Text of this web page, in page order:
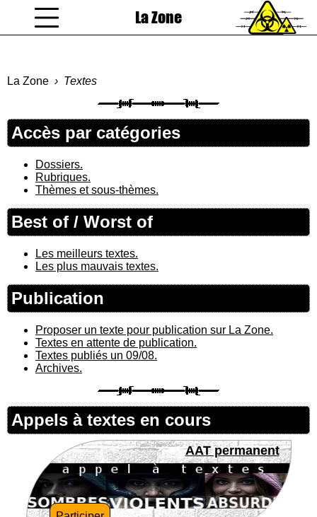
La Zone
La Zone Textes
Accès par catégories
Dossiers.
Rubriques.
Thèmes et sous-thèmes.
Best of / Worst of
Les meilleurs textes.
Les plus mauvais textes.
Publication
Proposer un texte pour publication sur La Zone.
Textes en attente de publication.
Textes publiés un 09/08.
Archives.
Appels à textes en cours
AAT permanent